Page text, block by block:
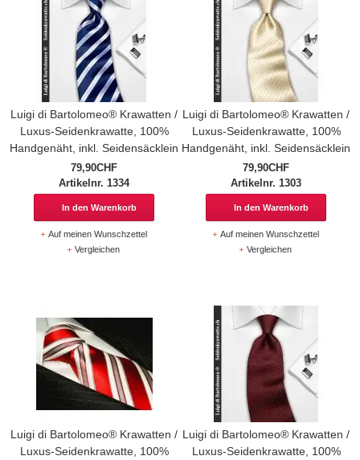
Luigi di Bartolomeo® Krawatten /
Luxus-Seidenkrawatte, 100%
Handgenäht, inkl. Seidensäcklein
79,90CHF
Artikelnr. 1334
In den Warenkorb
Auf meinen Wunschzettel
Vergleichen
Luigi di Bartolomeo® Krawatten /
Luxus-Seidenkrawatte, 100%
Handgenäht, inkl. Seidensäcklein
79,90CHF
Artikelnr. 1303
In den Warenkorb
Auf meinen Wunschzettel
Vergleichen
Luigi di Bartolomeo® Krawatten /
Luxus-Seidenkrawatte, 100%
Luigi di Bartolomeo® Krawatten /
Luxus-Seidenkrawatte, 100%